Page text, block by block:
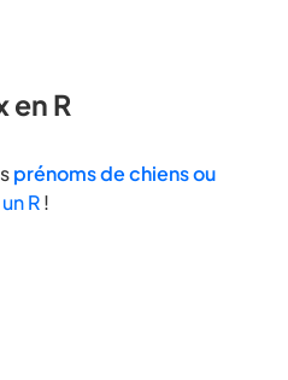
en R
prénoms de chiens ou
R!